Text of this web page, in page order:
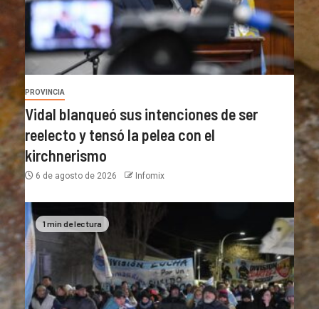
PROVINCIA
Vidal blanqueó sus intenciones de ser
reelecto y tensó la pelea con el
kirchnerismo
6 de agosto de 2026 Infomix
1 min de lectura